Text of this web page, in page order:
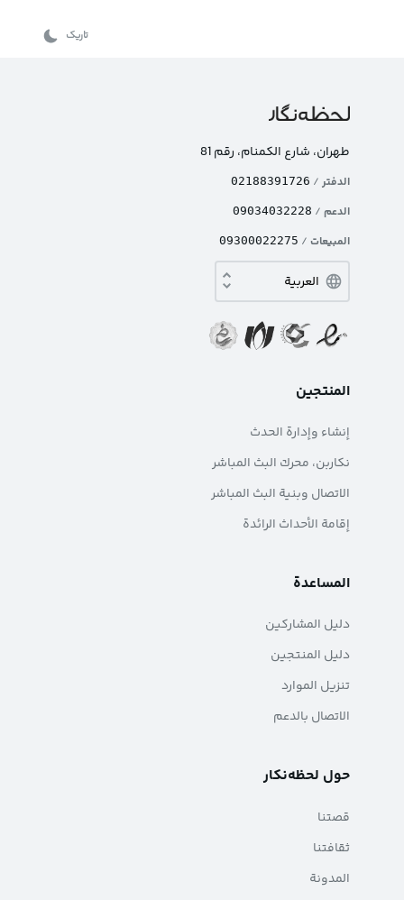
تاریک
طهران، شارع الکمنام، رقم 81
الدفتر /
02188391726
الدعم /
09034032228
المبيعات /
09300022275
المنتجين
إنشاء وإدارة الحدث
نکاربن، محرك البث المباشر
الاتصال وبنية البث المباشر
إقامة الأحداث الرائدة
المساعدة
دليل المشاركين
دليل المنتجين
تنزيل الموارد
الاتصال بالدعم
حول لحظه‌نکار
قصتنا
ثقافتنا
المدونة